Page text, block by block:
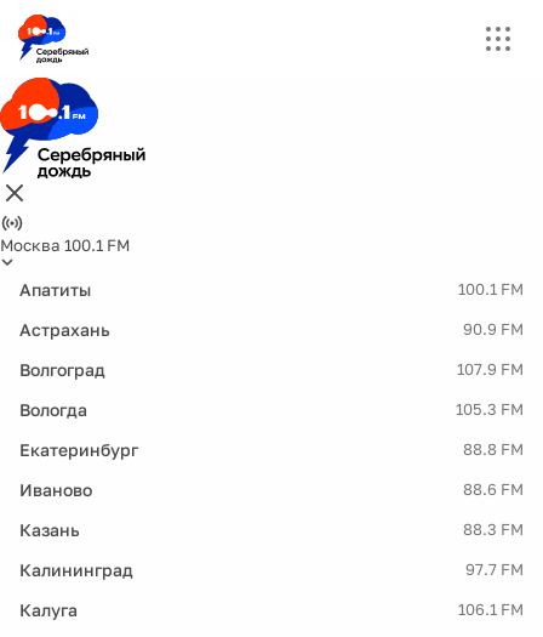
Москва 100.1 FM
Апатиты 100.1 FM
Астрахань 90.9 FM
Волгоград 107.9 FM
Вологда 105.3 FM
Екатеринбург 88.8 FM
Иваново 88.6 FM
Казань 88.3 FM
Калининград 97.7 FM
Калуга 106.1 FM